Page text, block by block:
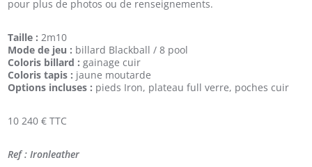
pour plus de photos ou de renseignements.
Taille : 2m10
Mode de jeu : billard Blackball / 8 pool
Coloris billard : gainage cuir
Coloris tapis : jaune moutarde
Options incluses : pieds Iron, plateau full verre, poches cuir
10 240 € TTC
Ref : Ironleather